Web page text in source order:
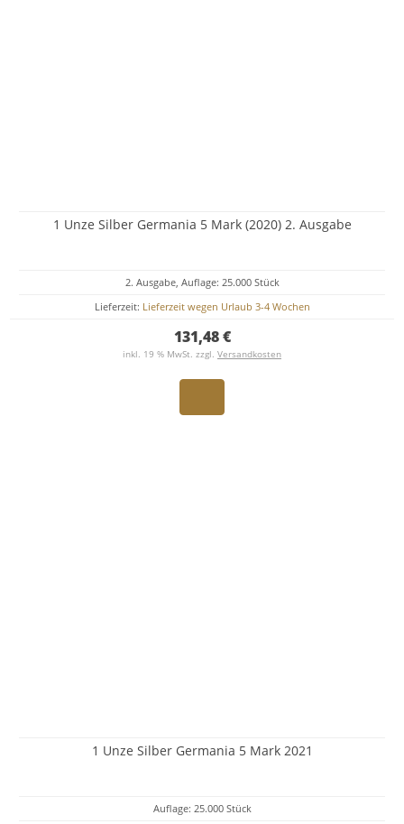
1 Unze Silber Germania 5 Mark (2020) 2. Ausgabe
2. Ausgabe, Auflage: 25.000 Stück
Lieferzeit: Lieferzeit wegen Urlaub 3-4 Wochen
131,48 €
inkl. 19 % MwSt. zzgl. Versandkosten
1 Unze Silber Germania 5 Mark 2021
Auflage: 25.000 Stück